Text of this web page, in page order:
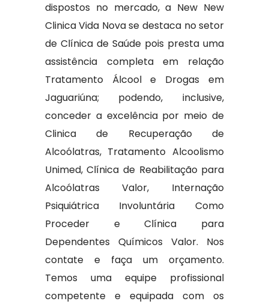
dispostos no mercado, a New New
Clinica Vida Nova se destaca no setor
de Clínica de Saúde pois presta uma
assistência completa em relação
Tratamento Álcool e Drogas em
Jaguariúna; podendo, inclusive,
conceder a excelência por meio de
Clinica de Recuperação de
Alcoólatras, Tratamento Alcoolismo
Unimed, Clínica de Reabilitação para
Alcoólatras Valor, Internação
Psiquiátrica Involuntária Como
Proceder e Clínica para
Dependentes Químicos Valor. Nos
contate e faça um orçamento.
Temos uma equipe profissional
competente e equipada com os